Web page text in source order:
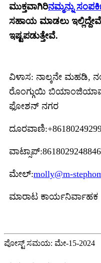
ಮುಕ್ತವಾಗಿರಿನಮ್ಮನ್ನು
ಸಹಾಯ ಮಾಡಲು
ಇಷ್ಟಪಡುತ್ತೇವೆ.
ವಿಳಾಸ: ನಾಲ್ಕನೇ ಮಹಡಿ,
ರೊಂಗ್ಗುಯಿ
ಫೋಶನ್ ನಗರ
ವಾಟ್ಸಾಪ್:8618029248846
ಮೇಲ್:molly@m-
ಮಾರಾಟ ಕಾರ್ಯನಿರ್ವಾಹಕ
ಪೋಸ್ಟ್ ಸಮಯ: ಮೇ-15-2024